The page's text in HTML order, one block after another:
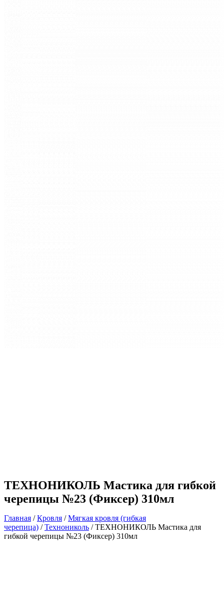
ТЕХНОНИКОЛЬ Мастика для гибкой
черепицы №23 (Фиксер) 310мл
Главная /Кровля /Мягкая кровля (гибкая
черепица) /Технониколь / ТЕХНОНИКОЛЬ Мастика для
гибкой черепицы №23 (Фиксер) 310мл